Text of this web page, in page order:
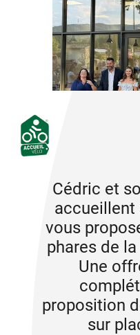
Cédric et
accueillent
vous
phares de
Une
proposition
sur